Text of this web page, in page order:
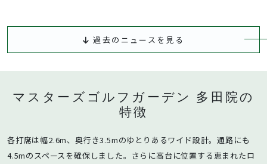
・プランの変更について
⇩
〇 3カ月間は変更できません
今後はこのようなミスがおきないようチェックを強化し
ご迷惑をお掛けいたしますがご了承いただきますよう
台風の影響で営業中止しておりましたが、営業開始しております。
皆様のご来店お待ちしております。
過去のニュースを見る
マスターズゴルフガーデン 多田院の
特徴
各打席は幅2.6m、奥行き3.5mのゆとりあるワイド設計。通路にも
4.5mのスペースを確保しました。さらに高台に位置する恵まれたロ